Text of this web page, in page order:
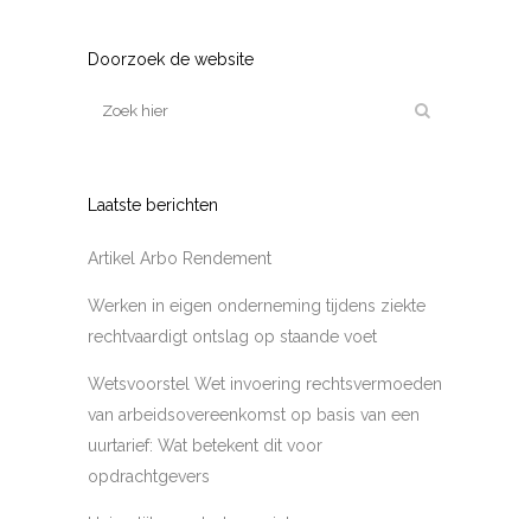
Doorzoek de website
Laatste berichten
Artikel Arbo Rendement
Werken in eigen onderneming tijdens ziekte
rechtvaardigt ontslag op staande voet
Wetsvoorstel Wet invoering rechtsvermoeden
van arbeidsovereenkomst op basis van een
uurtarief: Wat betekent dit voor
opdrachtgevers